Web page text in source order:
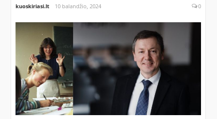
kuoskiriasi.lt 10 balandžio, 2024 0